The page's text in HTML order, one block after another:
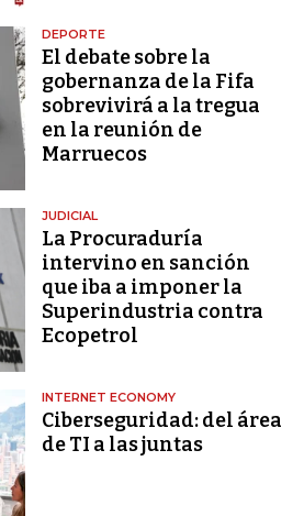
DEPORTE
El debate sobre la
gobernanza de la Fifa
sobrevivirá a la tregua
en la reunión de
Marruecos
JUDICIAL
La Procuraduría
intervino en sanción
que iba a imponer la
Superindustria contra
Ecopetrol
INTERNET ECONOMY
Ciberseguridad: del área
de TI a las juntas